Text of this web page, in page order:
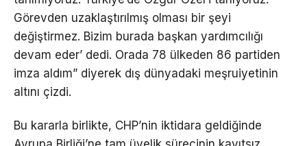
Görevden uzaklaştırılmış olması bir şeyi
değiştirmez. Bizim burada başkan yardımcılığı
devam eder’ dedi. Orada 78 ülkeden 86 partiden
imza aldım” diyerek dış dünyadaki meşruiyetinin
altını çizdi.
Bu kararla birlikte, CHP’nin iktidara geldiğinde